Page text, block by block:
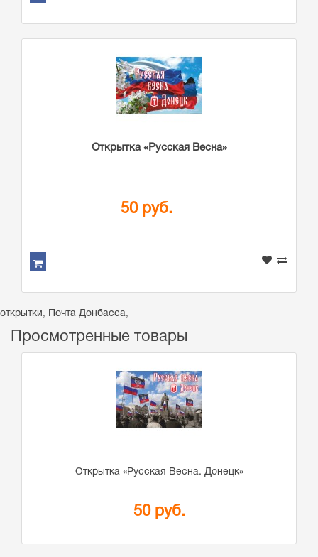
Открытка «Русская Весна»
50 руб.
открытки, Почта Донбасса,
Просмотренные товары
Открытка «Русская Весна. Донецк»
50 руб.